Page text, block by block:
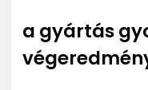
a gyártás